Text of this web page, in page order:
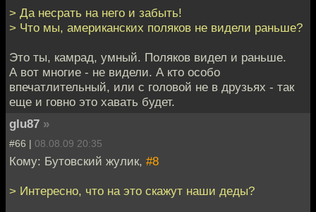
> Да несрать на него и забыть!
> Что мы, американских поляков не видели раньше?
Это ты, камрад, умный. Поляков видел и раньше.
А вот многие - не видели. А кто особо
впечатлительный, или с головой не в друзьях - так
еще и говно это хавать будет.
glu87 »
#66 | 08.08.09 20:35
Кому: Бутовский жулик, #8
> Интересно, что на это скажут наши деды?